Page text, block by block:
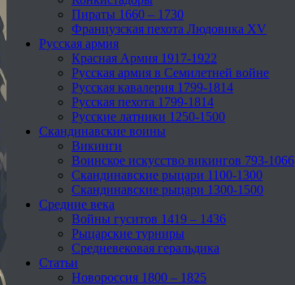
Пираты 1660 – 1730
Французская пехота Людовика XV
Русская армия
Красная Армия 1917-1922
Русская армия в Семилетней войне
Русская кавалерия 1799-1814
Русская пехота 1799-1814
Русские латники 1250-1500
Скандинавские воины
Викинги
Воинское искусство викингов 793-1066
Скандинавские рыцари 1100-1300
Скандинавские рыцари 1300-1500
Средние века
Войны гуситов 1419 – 1436
Рыцарские турниры
Средневековая геральдика
Статьи
Новороссия 1800 – 1825